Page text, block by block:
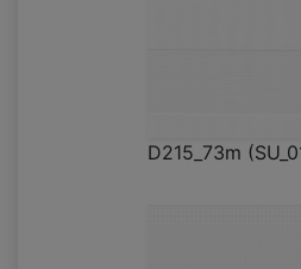
D215_73m